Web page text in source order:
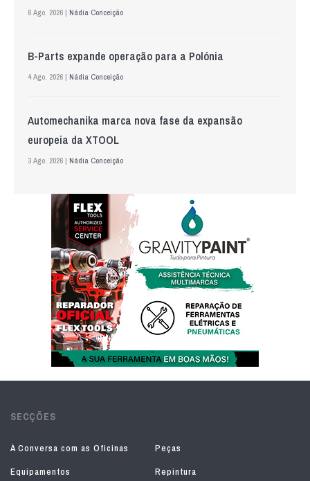
6 Ago. 2026 | Nádia Conceição
B-Parts expande operação para a Polónia
4 Ago. 2026 | Nádia Conceição
Automechanika marca nova fase da expansão
europeia da XTOOL
3 Ago. 2026 | Nádia Conceição
SECÇÕES
À Conversa com as Oficinas
Peças
Equipamentos
Repintura